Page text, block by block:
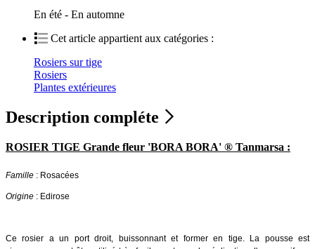
En été - En automne
Cet article appartient aux catégories :
Rosiers sur tige
Rosiers
Plantes extérieures
Description compléte
ROSIER TIGE Grande fleur 'BORA BORA' ® Tanmarsa :
Famille : Rosacées
Origine : Edirose
Ce rosier a un port droit, buissonnant et former en tige. La pousse est